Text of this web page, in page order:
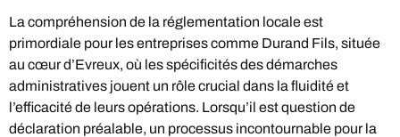
La compréhension de la réglementation locale est
primordiale pour les entreprises comme Durand Fils, située
au cœur d’Evreux, où les spécificités des démarches
administratives jouent un rôle crucial dans la fluidité et
l’efficacité de leurs opérations. Lorsqu’il est question de
déclaration préalable, un processus incontournable pour la